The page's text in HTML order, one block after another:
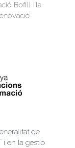
Bofill i la
de
i en la gestió